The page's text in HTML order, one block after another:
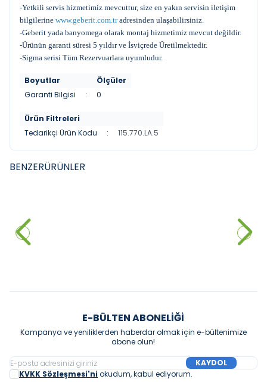
-Yetkili servis hizmetimiz mevcuttur, size en yakın servisin iletişim
bilgilerine www.geberit.com.tradresinden ulaşabilirsiniz.
-Geberit yada banyomega olarak montaj hizmetimiz mevcut değildir.
-Ürünün garanti süresi 5 yıldır ve İsviçrede Üretilmektedir.
-Sigma serisi Tüm Rezervuarlara uyumludur.
Boyutlar
Ölçüler
Garanti Bilgisi
: 0
Ürün Filtreleri
Tedarikçi Ürün Kodu
: 115.770.LA.5
BENZERÜRÜNLER
Kumanda Paneli Kaşmir
7.500,00
E-BÜLTEN ABONELIĞI
Kampanya ve yeniliklerden haberdar olmak için e-bültenimize
abone olun!
KAYDOL
KVKK Sözleşmesi'ni okudum, kabul ediyorum.